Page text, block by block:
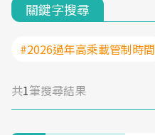
關鍵字搜尋
#2026過年高乘載管制時間
共1筆搜尋結果